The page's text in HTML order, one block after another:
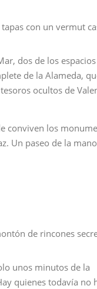
con un vermut
dos de los
de la Alameda,
ocultos de
conviven los
Un paseo de la
de rincones
unos minutos de la
quienes todavía no